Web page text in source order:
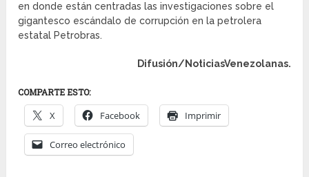
en donde están centradas las investigaciones sobre el
gigantesco escándalo de corrupción en la petrolera
estatal Petrobras.
Difusión/NoticiasVenezolanas.
COMPARTE ESTO:
X Facebook Imprimir
Correo electrónico